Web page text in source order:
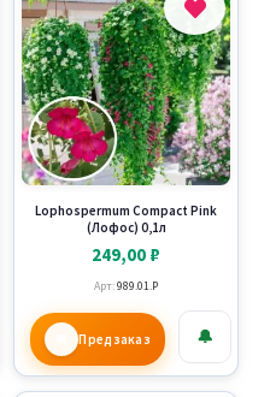
Lophospermum Compact Pink
(Лофос) 0,1л
249,00 ₽
Арт:989.01.P
Предзаказ 🔔